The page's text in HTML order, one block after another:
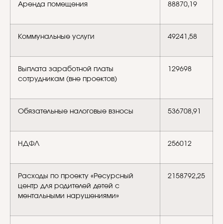
Аренда помещения 88870,19
Коммунальные услуги 49241,58
Выплата заработной платы
сотрудникам (вне проектов)
129698
Обязательные налоговые взносы 536708,91
НДФЛ 256012
Расходы по проекту «Ресурсный
центр для родителей детей с
ментальными нарушениями»
2158792,25